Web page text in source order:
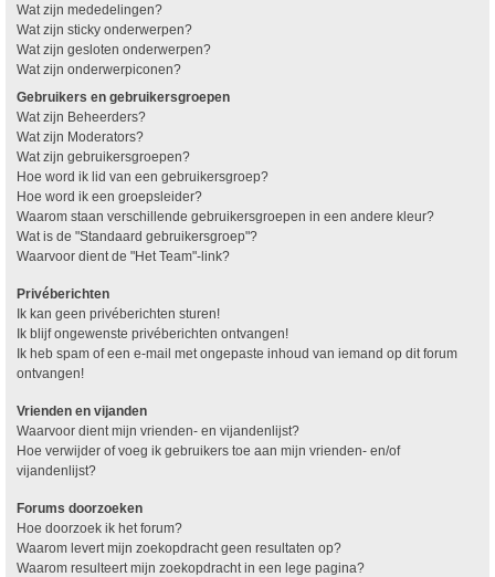
Wat zijn mededelingen?
Wat zijn sticky onderwerpen?
Wat zijn gesloten onderwerpen?
Wat zijn onderwerpiconen?
Gebruikers en gebruikersgroepen
Wat zijn Beheerders?
Wat zijn Moderators?
Wat zijn gebruikersgroepen?
Hoe word ik lid van een gebruikersgroep?
Hoe word ik een groepsleider?
Waarom staan verschillende gebruikersgroepen in een andere kleur?
Wat is de "Standaard gebruikersgroep"?
Waarvoor dient de "Het Team"-link?
Privéberichten
Ik kan geen privéberichten sturen!
Ik blijf ongewenste privéberichten ontvangen!
Ik heb spam of een e-mail met ongepaste inhoud van iemand op dit forum
ontvangen!
Vrienden en vijanden
Waarvoor dient mijn vrienden- en vijandenlijst?
Hoe verwijder of voeg ik gebruikers toe aan mijn vrienden- en/of
vijandenlijst?
Forums doorzoeken
Hoe doorzoek ik het forum?
Waarom levert mijn zoekopdracht geen resultaten op?
Waarom resulteert mijn zoekopdracht in een lege pagina?